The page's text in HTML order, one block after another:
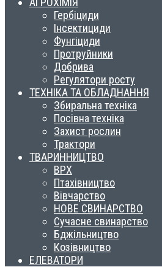
Гербіциди
Інсектициди
Фунгіциди
Протруйники
Добрива
Регулятори росту
ТЕХНІКА ТА ОБЛАДНАННЯ
Збиральна техніка
Посівна техніка
Захист рослин
Трактори
ТВАРИННИЦТВО
ВРХ
Птахівництво
Вівчарство
НОВЕ СВИНАРСТВО
Сучасне свинарство
Бджільництво
Козівництво
ЕЛЕВАТОРИ